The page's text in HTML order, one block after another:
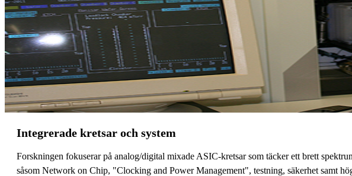
Integrerade kretsar och system
Forskningen fokuserar på analog/digital mixade ASIC-kretsar som täcker ett brett
såsom Network on Chip, "Clocking and Power Management", testning, säkerhet samt